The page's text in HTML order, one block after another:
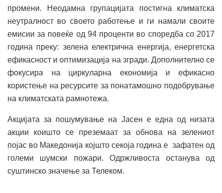
промени. Неодамна групацијата постигна климатска
неутралност во своето работење и ги намали своите
емисии за повеќе од 94 проценти во споредба со 2017
година преку: зелена електрична енергија, енергетска
ефикасност и оптимизација на згради. Дополнително се
фокусира на циркуларна економија и ефикасно
користење на ресурсите за понатамошно подобрување
на климатската рамнотежа.
Акцијата за пошумување на Јасен е една од низата
акции коишто се преземаат за обнова на зелениот
појас во Македонија којшто секоја година е зафатен од
големи шумски пожари. Одржливоста останува од
суштинско значење за Телеком.